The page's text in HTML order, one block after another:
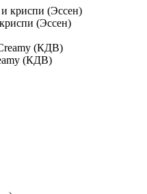
(Эссен)
(КДВ)